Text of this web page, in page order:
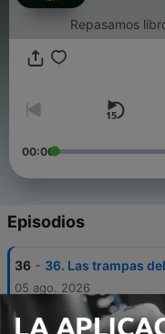
Repasamos
00:00
Episodios
36 - 36. Las trampas
05 ago. 2026
- 35. En defensa de